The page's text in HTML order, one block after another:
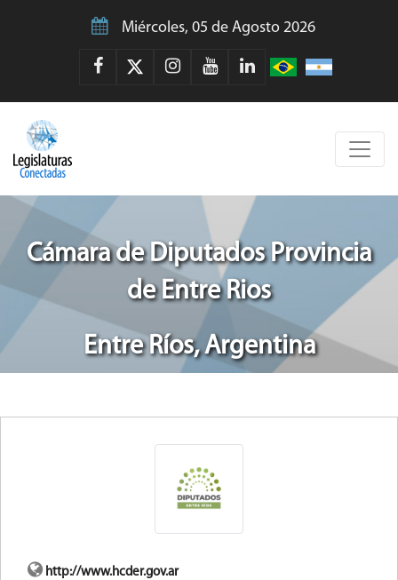
Miércoles, 05 de Agosto 2026
Cámara de Diputados Provincia
de Entre Rios
Entre Ríos, Argentina
http://www.hcder.gov.ar